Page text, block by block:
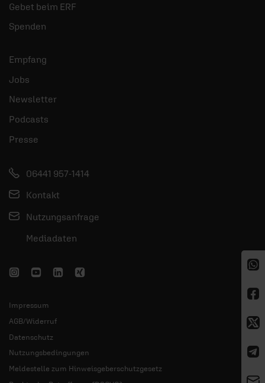
Gebet beim ERF
Spenden
Empfang
Jobs
Newsletter
Podcasts
Presse
06441 957-1414
Kontakt
Nutzungsanfrage
Mediadaten
Impressum
AGB/Widerruf
Datenschutz
Nutzungsbedingungen
Meldestelle zum Hinweisgeberschutzgesetz